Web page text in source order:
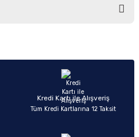
formunu kullanarak tarafımıza
bulunuyor.
siz yapın!
Kredi Kartı ile Alışveriş
Tüm Kredi Kartlarına 12 Taksit